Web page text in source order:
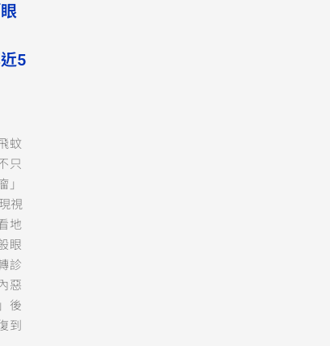
5
蚊
只
視
地
眼
診
惡
後
到